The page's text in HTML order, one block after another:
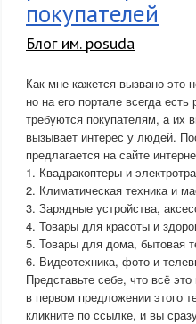
покупателей
Блог им. posuda
Как мне кажется вызвано это
но на его портале всегда есть
требуются покупателям, а их
вызывает интерес у людей.
предлагается на сайте
1. Квадракоптеры и
2. Климатическая техника и
3. Зарядные устройства,
4. Товары для красоты и
5. Товары для дома, бытовая
6. Видеотехника, фото и
Представьте себе, что всё
в первом предложении этого
кликните по ссылке, и вы